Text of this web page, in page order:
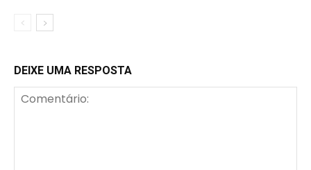
DEIXE UMA RESPOSTA